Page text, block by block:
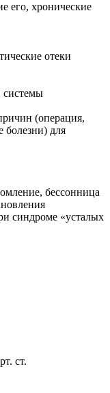
его, хронические
отеки
системы
(операция,
болезни) для
бессонница
синдроме «усталых
ст.